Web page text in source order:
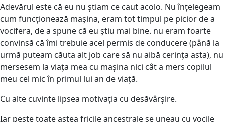
Adevărul este că eu nu știam ce caut acolo. Nu înțelegeam
cum funcționează mașina, eram tot timpul pe picior de a
vocifera, de a spune că eu știu mai bine. nu eram foarte
convinsă că îmi trebuie acel permis de conducere (până la
urmă puteam căuta alt job care să nu aibă cerința asta), nu
mersesem la viața mea cu mașina nici cât a mers copilul
meu cel mic în primul lui an de viață.
Cu alte cuvinte lipsea motivația cu desăvârșire.
Iar peste toate astea fricile ancestrale se uneau cu vocile